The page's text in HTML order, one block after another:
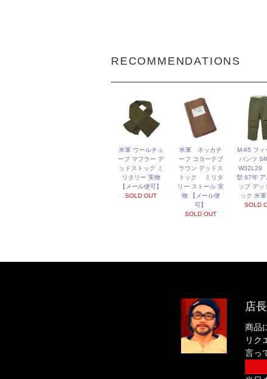
RECOMMENDATIONS
米軍 ウールチュ
ーブ マフラー デ
ッドストック ミ
リタリー 実物
【メール便可】
SOLD OUT
米軍 ネッカチ
ーフ コヨーテブ
ラウン デッドス
トック ミリタ
リー ストール 実
物 【メール便
可】
SOLD OUT
M-65 フィ
パンツ
W32L29
型 67年 ア
ップ デッ
ック 米
SOLD
店
商品
リク
言っ